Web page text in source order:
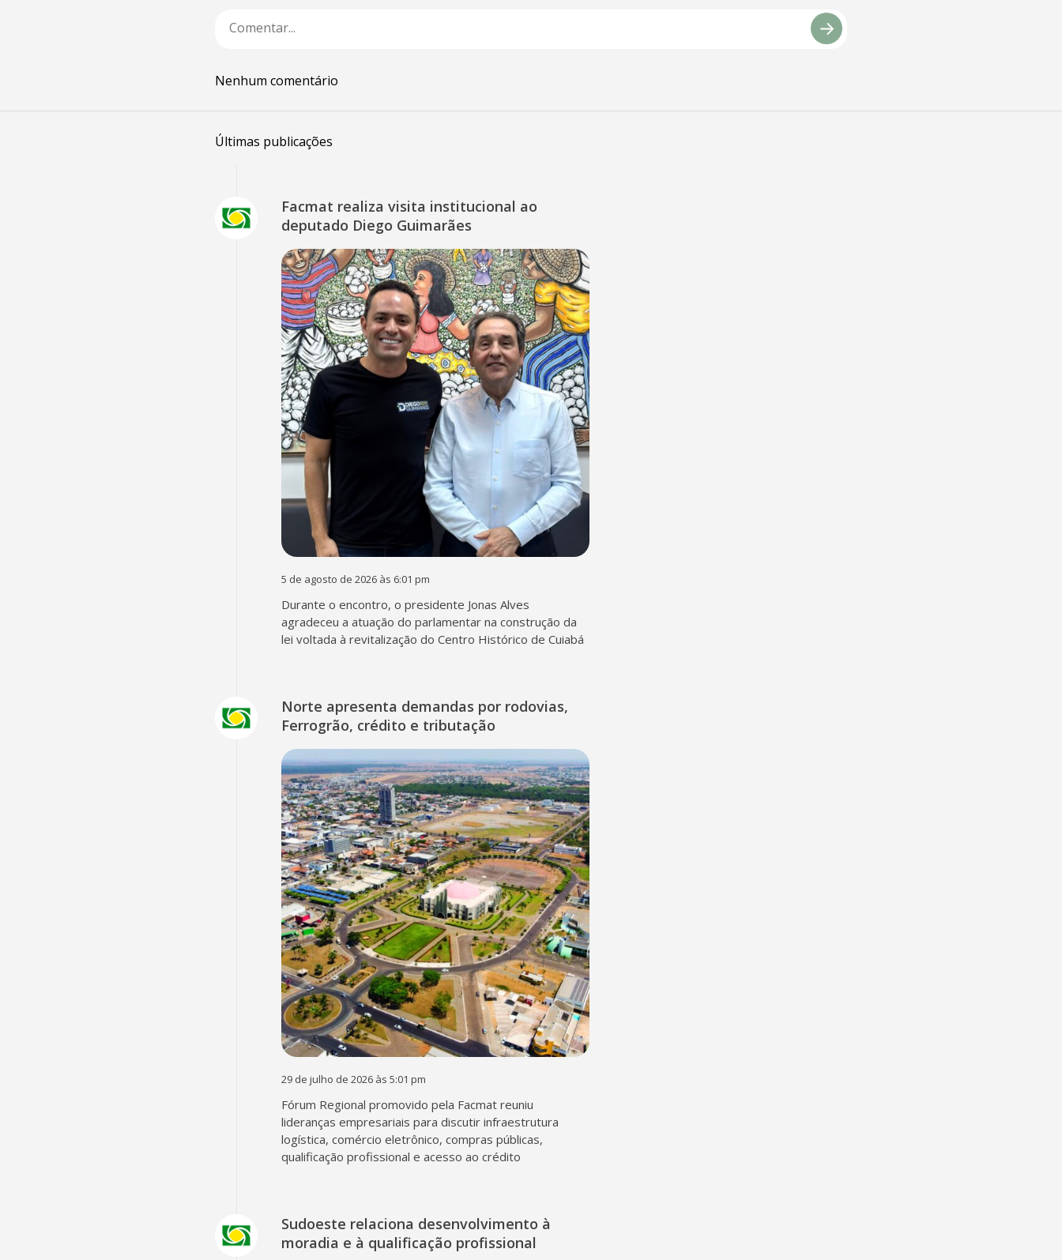
Nenhum comentário
Últimas publicações
Facmat realiza visita institucional ao
deputado Diego Guimarães
5 de agosto de 2026 às 6:01 pm
Durante o encontro, o presidente Jonas Alves
agradeceu a atuação do parlamentar na construção da
lei voltada à revitalização do Centro Histórico de Cuiabá
Norte apresenta demandas por rodovias,
Ferrogrão, crédito e tributação
29 de julho de 2026 às 5:01 pm
Fórum Regional promovido pela Facmat reuniu
lideranças empresariais para discutir infraestrutura
logística, comércio eletrônico, compras públicas,
qualificação profissional e acesso ao crédito
Sudoeste relaciona desenvolvimento à
moradia e à qualificação profissional